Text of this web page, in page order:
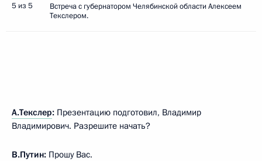
5 из 5
Встреча с губернатором Челябинской области Алексеем
Текслером.
А.Текслер: Презентацию подготовил, Владимир
Владимирович. Разрешите начать?
В.Путин: Прошу Вас.